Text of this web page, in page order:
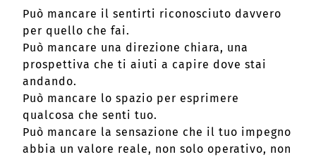
Può mancare il sentirti riconosciuto davvero
per quello che fai.
Può mancare una direzione chiara, una
prospettiva che ti aiuti a capire dove stai
andando.
Può mancare lo spazio per esprimere
qualcosa che senti tuo.
Può mancare la sensazione che il tuo impegno
abbia un valore reale, non solo operativo, non